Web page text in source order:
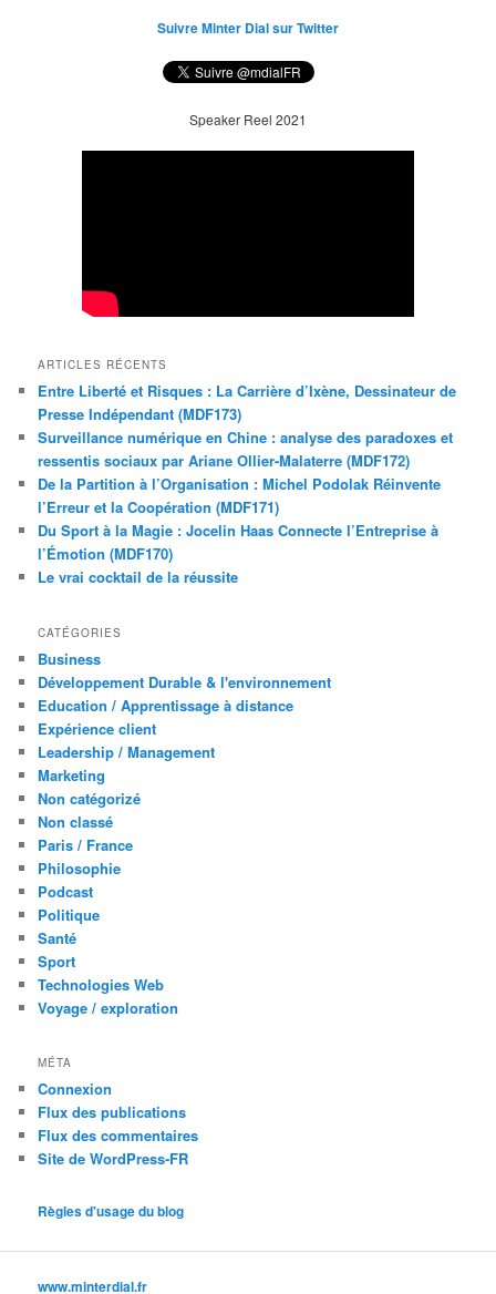
Suivre Minter Dial sur Twitter
Speaker Reel 2021
ARTICLES RÉCENTS
Entre Liberté et Risques : La Carrière d’Ixène, Dessinateur de
Presse Indépendant (MDF173)
Surveillance numérique en Chine : analyse des paradoxes et
ressentis sociaux par Ariane Ollier-Malaterre (MDF172)
De la Partition à l’Organisation : Michel Podolak Réinvente
l’Erreur et la Coopération (MDF171)
Du Sport à la Magie : Jocelin Haas Connecte l’Entreprise à
l’Émotion (MDF170)
Le vrai cocktail de la réussite
CATÉGORIES
Business
Développement Durable & l'environnement
Education / Apprentissage à distance
Expérience client
Leadership / Management
Marketing
Non catégorizé
Non classé
Paris / France
Philosophie
Podcast
Politique
Santé
Sport
Technologies Web
Voyage / exploration
MÉTA
Connexion
Flux des publications
Flux des commentaires
Site de WordPress-FR
Règles d'usage du blog
www.minterdial.fr